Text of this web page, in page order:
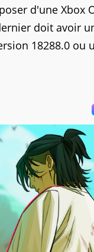
d'une Xbox
doit avoir
18288.0 ou